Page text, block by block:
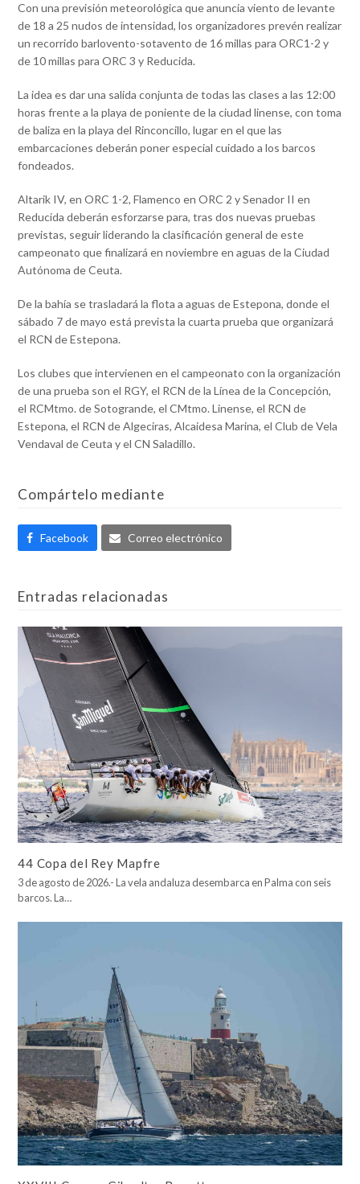
Con una previsión meteorológica que anuncia viento de levante
de 18 a 25 nudos de intensidad, los organizadores prevén realizar
un recorrido barlovento-sotavento de 16 millas para ORC1-2 y
de 10 millas para ORC 3 y Reducida.
La idea es dar una salida conjunta de todas las clases a las 12:00
horas frente a la playa de poniente de la ciudad linense, con toma
de baliza en la playa del Rinconcillo, lugar en el que las
embarcaciones deberán poner especial cuidado a los barcos
fondeados.
Altarik IV, en ORC 1-2, Flamenco en ORC 2 y Senador II en
Reducida deberán esforzarse para, tras dos nuevas pruebas
previstas, seguir liderando la clasificación general de este
campeonato que finalizará en noviembre en aguas de la Ciudad
Autónoma de Ceuta.
De la bahía se trasladará la flota a aguas de Estepona, donde el
sábado 7 de mayo está prevista la cuarta prueba que organizará
el RCN de Estepona.
Los clubes que intervienen en el campeonato con la organización
de una prueba son el RGY, el RCN de la Línea de la Concepción,
el RCMtmo. de Sotogrande, el CMtmo. Linense, el RCN de
Estepona, el RCN de Algeciras, Alcaidesa Marina, el Club de Vela
Vendaval de Ceuta y el CN Saladillo.
Compártelo mediante
Facebook Correo electrónico
Entradas relacionadas
44 Copa del Rey Mapfre
3 de agosto de 2026.- La vela andaluza desembarca en Palma con seis
barcos. La…